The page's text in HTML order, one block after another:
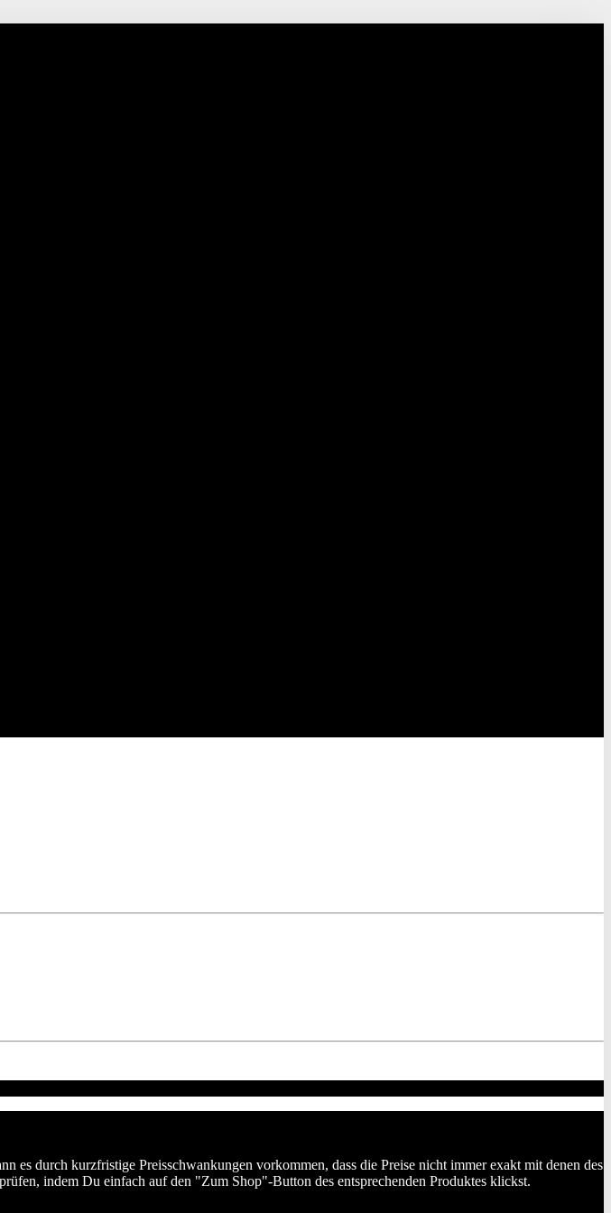
durch kurzfristige Preisschwankungen vorkommen, dass die Preise nicht immer exakt mit denen des
indem Du einfach auf den "Zum Shop"-Button des entsprechenden Produktes klickst.